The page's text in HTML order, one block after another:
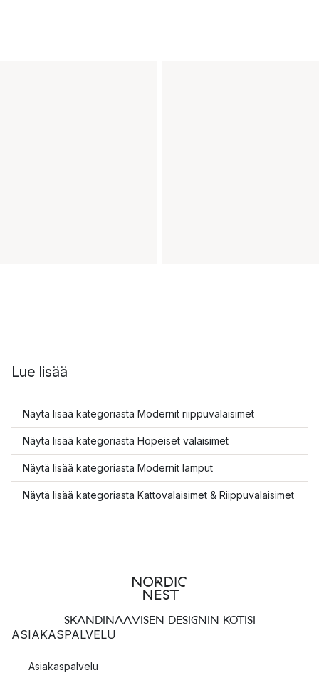
Lue lisää
Näytä lisää kategoriasta Modernit riippuvalaisimet
Näytä lisää kategoriasta Hopeiset valaisimet
Näytä lisää kategoriasta Modernit lamput
Näytä lisää kategoriasta Kattovalaisimet & Riippuvalaisimet
SKANDINAAVISEN DESIGNIN KOTISI
ASIAKASPALVELU
Asiakaspalvelu